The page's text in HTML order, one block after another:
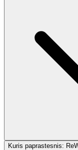
Kuris paprastesnis: